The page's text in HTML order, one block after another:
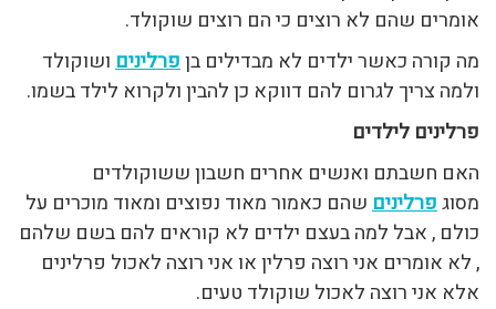
אומרים שהם לא רוצים כי הם רוצים שוקולד.
מה קורה כאשר ילדים לא מבדילים בןפרליניםושוקולד
ולמה צריך לגרום להם דווקא כן להבין ולקרוא לילד בשמו.
פרלינים לילדים
האם חשבתם ואנשים אחרים חשבון ששוקולדים
מסוגפרליניםשהם כאמור מאוד נפוצים ומאוד מוכרים על
כולם , אבל למה בעצם ילדים לא קוראים להם בשם שלהם
, לא אומרים אני רוצה פרלין או אני רוצה לאכול פרלינים
אלא אני רוצה לאכול שוקולד טעים.